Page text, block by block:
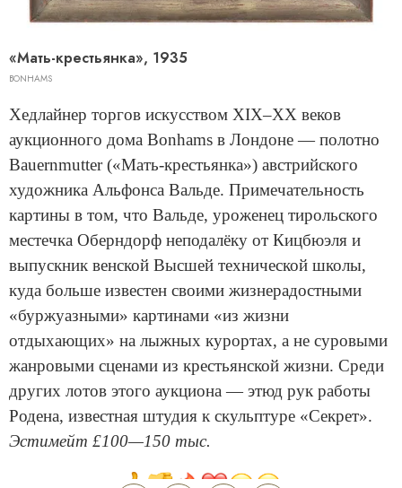
«Мать-крестьянка», 1935
BONHAMS
Хедлайнер торгов искусством XIX–XX веков
аукционного дома Bonhams в Лондоне — полотно
Bauernmutter («Мать-крестьянка») австрийского
художника Альфонса Вальде. Примечательность
картины в том, что Вальде, уроженец тирольского
местечка Оберндорф неподалёку от Кицбюэля и
выпускник венской Высшей технической школы,
куда больше известен своими жизнерадостными
«буржуазными» картинами «из жизни
отдыхающих» на лыжных курортах, а не суровыми
жанровыми сценами из крестьянской жизни. Среди
других лотов этого аукциона — этюд рук работы
Родена, известная штудия к скульптуре «Секрет».
Эстимейт £100—150 тыс.